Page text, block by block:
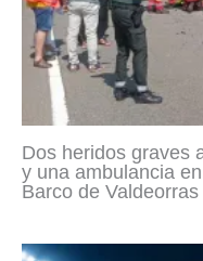
Dos heridos graves
y una ambulancia
Barco de Valdeorras